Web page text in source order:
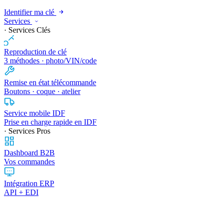
Identifier ma clé
Services
· Services Clés
Reproduction de clé
3 méthodes · photo/VIN/code
Remise en état télécommande
Boutons · coque · atelier
Service mobile IDF
Prise en charge rapide en IDF
· Services Pros
Dashboard B2B
Vos commandes
Intégration ERP
API + EDI